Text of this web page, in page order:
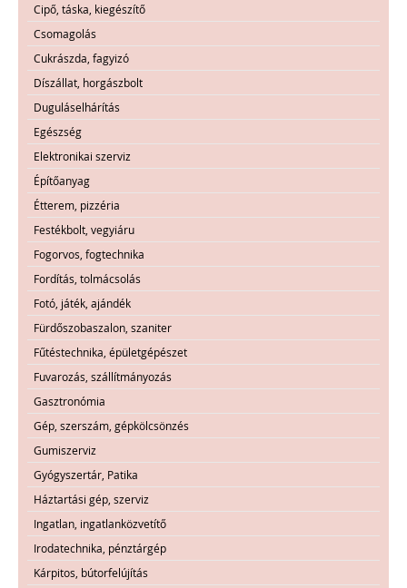
Cipő, táska, kiegészítő
Csomagolás
Cukrászda, fagyizó
Díszállat, horgászbolt
Duguláselhárítás
Egészség
Elektronikai szerviz
Építőanyag
Étterem, pizzéria
Festékbolt, vegyiáru
Fogorvos, fogtechnika
Fordítás, tolmácsolás
Fotó, játék, ajándék
Fürdőszobaszalon, szaniter
Fűtéstechnika, épületgépészet
Fuvarozás, szállítmányozás
Gasztronómia
Gép, szerszám, gépkölcsönzés
Gumiszerviz
Gyógyszertár, Patika
Háztartási gép, szerviz
Ingatlan, ingatlanközvetítő
Irodatechnika, pénztárgép
Kárpitos, bútorfelújítás